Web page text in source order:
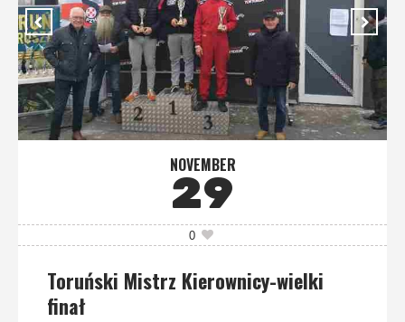
NOVEMBER
29
0
Toruński Mistrz Kierownicy-wielki
finał